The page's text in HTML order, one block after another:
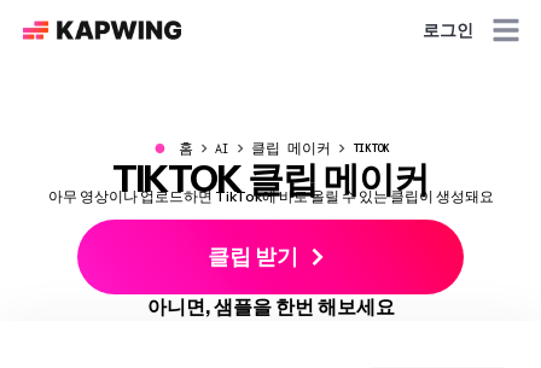
로그인
● 홈 AI 클립 메이커 TIKTOK
TIKTOK 클립 메이커
아무 영상이나 업로드하면 TikTok에 바로 올릴 수 있는 클립이 생성돼요
클립 받기
아니면, 샘플을 한번 해보세요